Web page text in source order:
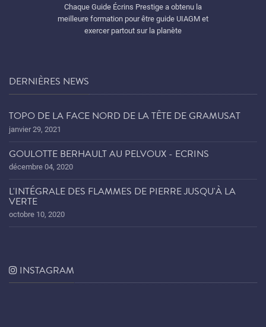
Chaque Guide Écrins Prestige a obtenu la
meilleure formation pour être guide UIAGM et
exercer partout sur la planète
DERNIÈRES NEWS
TOPO DE LA FACE NORD DE LA TÊTE DE GRAMUSAT
janvier 29, 2021
GOULOTTE BERHAULT AU PELVOUX - ECRINS
décembre 04, 2020
L'INTÉGRALE DES FLAMMES DE PIERRE JUSQU'À LA
VERTE
octobre 10, 2020
INSTAGRAM